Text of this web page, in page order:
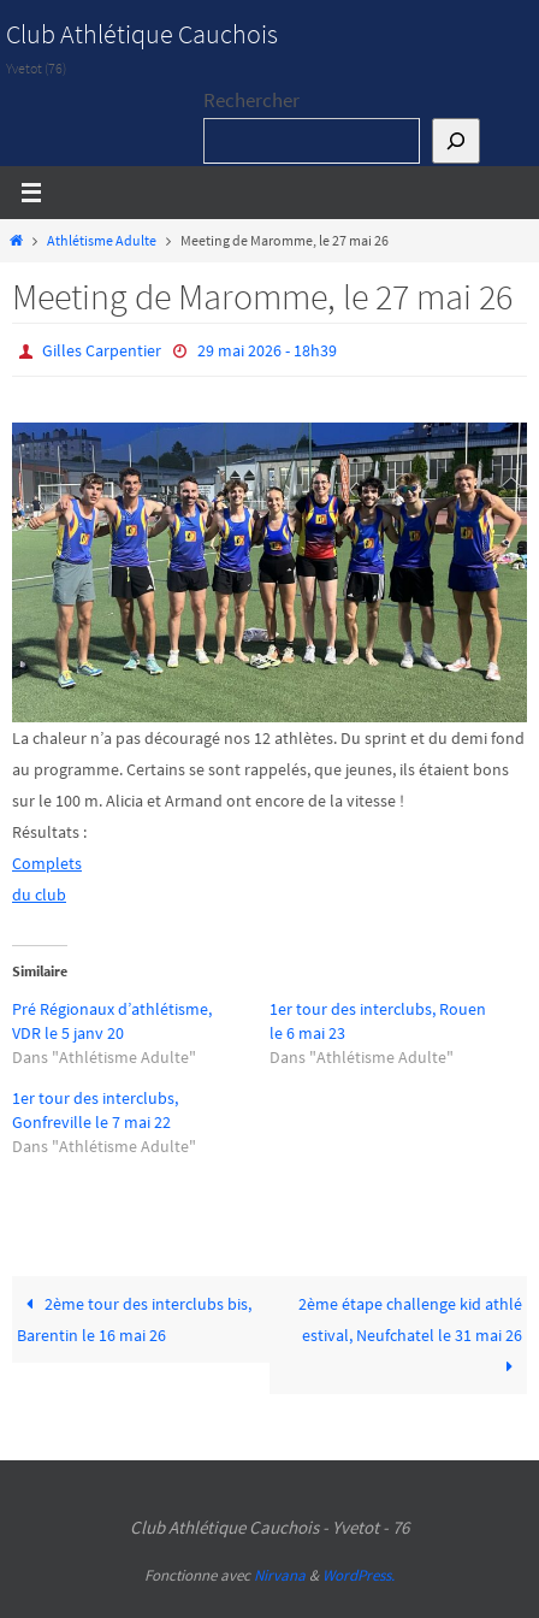
vers
le
Club Athlétique Cauchois
Yvetot (76)
Rechercher
HomeAthlétisme Adulte Meeting de Maromme, le 27 mai 26
Meeting de Maromme, le 27 mai 26
Gilles Carpentier 29 mai 2026 - 18h39
La chaleur n’a pas découragé nos 12 athlètes. Du sprint et du demi fond
au programme. Certains se sont rappelés, que jeunes, ils étaient bons
sur le 100 m. Alicia et Armand ont encore de la vitesse !
Résultats :
Complets
du club
Similaire
Pré Régionaux d’athlétisme,
VDR le 5 janv 20
Dans "Athlétisme Adulte"
1er tour des interclubs, Rouen
le 6 mai 23
Dans "Athlétisme Adulte"
1er tour des interclubs,
Gonfreville le 7 mai 22
Dans "Athlétisme Adulte"
2ème tour des interclubs bis,
Barentin le 16 mai 26
2ème étape challenge kid athlé
estival, Neufchatel le 31 mai 26
Club Athlétique Cauchois - Yvetot - 76
Fonctionne avecNirvana & WordPress.